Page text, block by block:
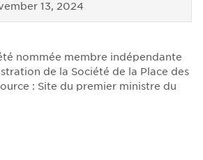
13, 2024
nommée membre indépendante
de la Société de la Place des
: Site du premier ministre du